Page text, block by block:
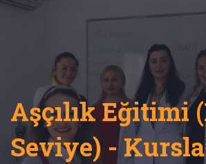
Aşçılık Eğitimi
Seviye) -